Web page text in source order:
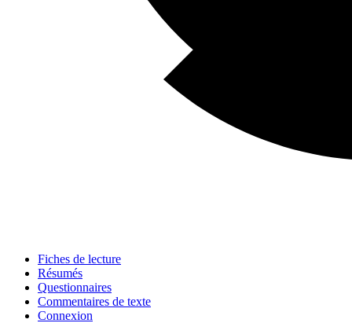
Fiches de lecture
Résumés
Questionnaires
Commentaires de texte
Connexion